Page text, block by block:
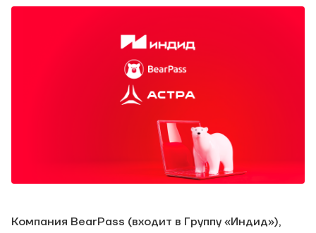
Компания BearPass (входит в Группу «Индид»),